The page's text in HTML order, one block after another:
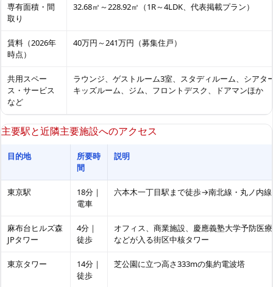
専有面積・間
取り
32.68㎡～228.92㎡（1R～4LDK、代表掲載プラン）
賃料（2026年
時点）
40万円～241万円（募集住戸）
共用スペー
ス・サービス
など
ラウンジ、ゲストルーム3室、スタディルーム、シアタ
キッズルーム、ジム、フロントデスク、ドアマンほか
主要駅と近隣主要施設へのアクセス
目的地
所要時
間
説明
東京駅
18分｜
電車
六本木一丁目駅まで徒歩→南北線・丸ノ内
麻布台ヒルズ森
JPタワー
4分｜
徒歩
オフィス、商業施設、慶應義塾大学予防医
などが入る街区中核タワー
東京タワー
14分｜
徒歩
芝公園に立つ高さ333mの集約電波塔